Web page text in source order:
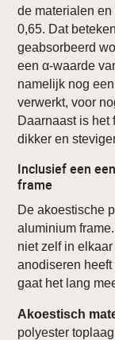
de materialen
0,65. Dat
geabsorbeerd
een α-waarde
namelijk nog
verwerkt, voor
Daarnaast is het
dikker en
Inclusief een
frame
De akoestische
aluminium
niet zelf in
anodiseren
gaat het lang
Akoestisch
polyester